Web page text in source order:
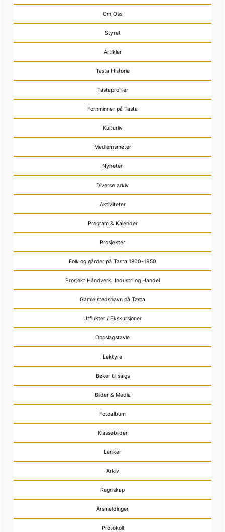
Om Oss
Styret
Artikler
Tasta Historie
Tastaprofiler
Fornminner på Tasta
Kulturliv
Medlemsmøter
Nyheter
Diverse arkiv
Aktiviteter
Program & Kalender
Prosjekter
Folk og gårder på Tasta 1800-1950
Prosjekt Håndverk, Industri og Handel
Gamle stedsnavn på Tasta
Utflukter / Ekskursjoner
Oppslagstavle
Lektyre
Bøker til salgs
Bilder & Media
Fotoalbum
Klassebilder
Lenker
Arkiv
Regnskap
Årsmeldinger
Protokoll